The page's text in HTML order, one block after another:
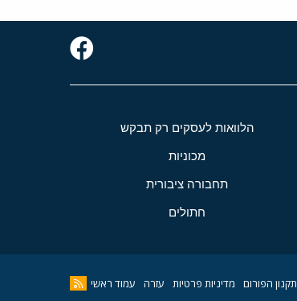
הלוואות לעסקים רק תבקש
מכוניות
תחבורה ציבורית
חתולים
תקנון הפורום מדיניות פרטיות עזרה עמוד ראשי